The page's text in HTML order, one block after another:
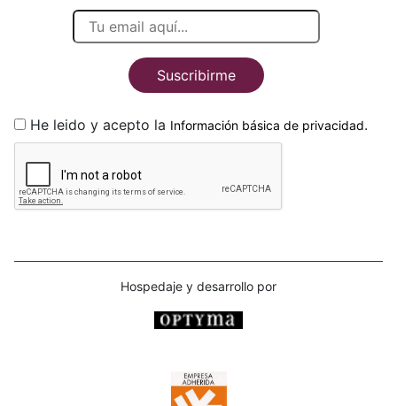
Suscribirme
He leido y acepto la Información básica de privacidad.
Hospedaje y desarrollo por